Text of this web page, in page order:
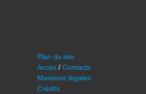
Plan du site
Accès / Contacts
Mentions légales
Crédits